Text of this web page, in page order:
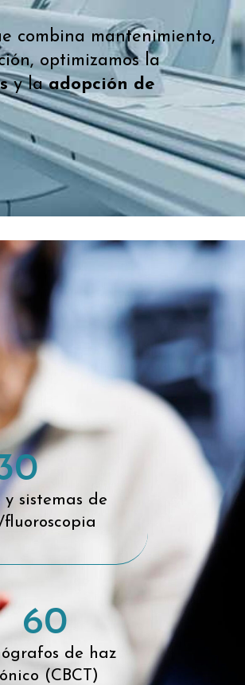
combina mantenimiento,
optimizamos la
y laadopción de
sistemas de
de haz
(CBCT)
60